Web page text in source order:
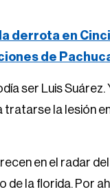
derrota en
de
ser Luis
la lesión
en el radar
la florida. Por